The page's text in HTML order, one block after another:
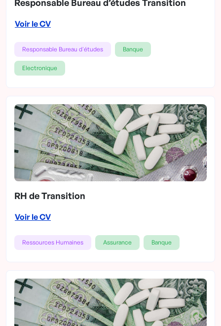
Responsable Bureau d’études Transition
Voir le CV
Responsable Bureau d'études Banque
Electronique
RH de Transition
Voir le CV
Ressources Humaines Assurance Banque